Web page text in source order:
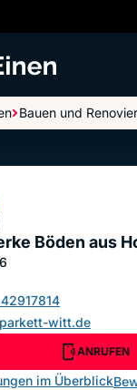
Bauen und
aus Holz
Böden aus
witt.de
ANRUFEN
im Überblick